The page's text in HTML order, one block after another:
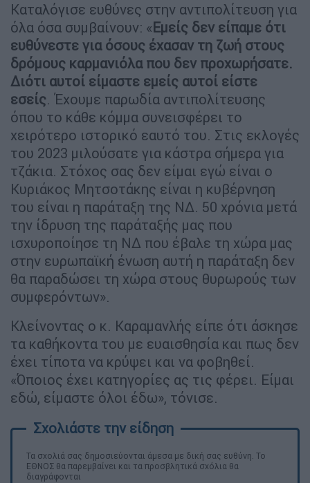
Καταλόγισε ευθύνες στην αντιπολίτευση για
όλα όσα συμβαίνουν: «Εμείς δεν είπαμε ότι
ευθύνεστε για όσους έχασαν τη ζωή στους
δρόμους καρμανιόλα που δεν προχωρήσατε.
Διότι αυτοί είμαστε εμείς αυτοί είστε
εσείς. Έχουμε παρωδία αντιπολίτευσης
όπου το κάθε κόμμα συνεισφέρει το
χειρότερο ιστορικό εαυτό του. Στις εκλογές
του 2023 μιλούσατε για κάστρα σήμερα για
τζάκια. Στόχος σας δεν είμαι εγώ είναι ο
Κυριάκος Μητσοτάκης είναι η κυβέρνηση
του είναι η παράταξη της ΝΔ. 50 χρόνια μετά
την ίδρυση της παράταξής μας που
ισχυροποίησε τη ΝΔ που έβαλε τη χώρα μας
στην ευρωπαϊκή ένωση αυτή η παράταξη δεν
θα παραδώσει τη χώρα στους θυρωρούς των
συμφερόντων».
Κλείνοντας ο κ. Καραμανλής είπε ότι άσκησε
τα καθήκοντα του με ευαισθησία και πως δεν
έχει τίποτα να κρύψει και να φοβηθεί.
«Όποιος έχει κατηγορίες ας τις φέρει. Είμαι
εδώ, είμαστε όλοι έδω», τόνισε.
Τα σχολιά σας δημοσιεύονται άμεσα με δική σας ευθύνη. Το
ΕΘΝΟΣ θα παρεμβαίνει και τα προσβλητικά σχόλια θα
διαγράφονται